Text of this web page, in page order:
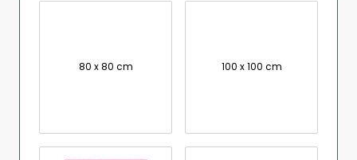
80 x 80 cm 100 x 100 cm